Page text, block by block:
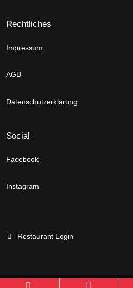
Rechtliches
Impressum
AGB
Datenschutzerklärung
Social
Facebook
Instagram
Restaurant Login
Branchenportal Software made in Germany